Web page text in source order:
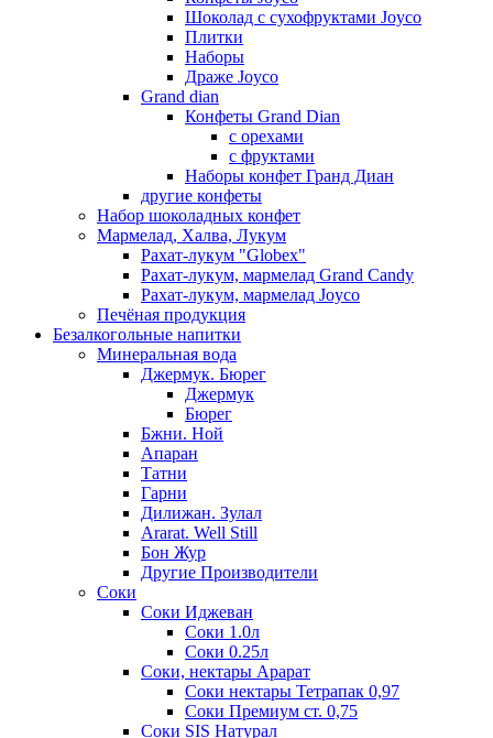
Шоколад с сухофруктами Joyco
Плитки
Наборы
Драже Joyco
Grand dian
Конфеты Grand Dian
с орехами
с фруктами
Наборы конфет Гранд Диан
другие конфеты
Набор шоколадных конфет
Мармелад, Халва, Лукум
Рахат-лукум "Globex"
Рахат-лукум, мармелад Grand Candy
Рахат-лукум, мармелад Joyco
Печёная продукция
Безалкогольные напитки
Минеральная вода
Джермук. Бюрег
Джермук
Бюрег
Бжни. Ной
Апаран
Татни
Гарни
Дилижан. Зулал
Ararat. Well Still
Бон Жур
Другие Производители
Соки
Соки Иджеван
Соки 1.0л
Соки 0.25л
Соки, нектары Арарат
Соки нектары Тетрапак 0,97
Соки Премиум ст. 0,75
Соки SIS Натурал